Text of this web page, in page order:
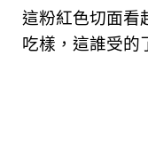
這粉紅色切面看
吃樣，這誰受的